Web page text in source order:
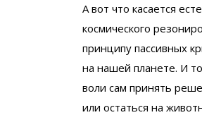
А вот что касается
космического
принципу пассивных
на нашей планете. И
воли сам принять
или остаться на